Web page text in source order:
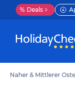
% Deals
Naher & Mittlerer